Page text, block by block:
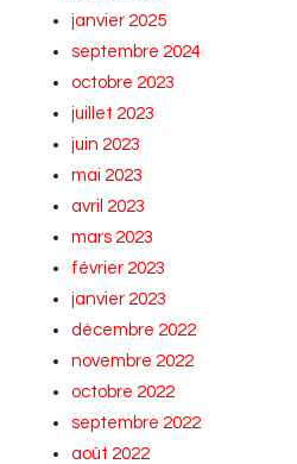
janvier 2025
septembre 2024
octobre 2023
juillet 2023
juin 2023
mai 2023
avril 2023
mars 2023
février 2023
janvier 2023
décembre 2022
novembre 2022
octobre 2022
septembre 2022
août 2022